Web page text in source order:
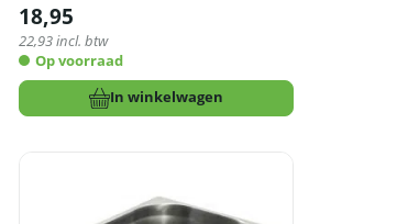
18,95
22,93incl. btw
Op voorraad
In winkelwagen